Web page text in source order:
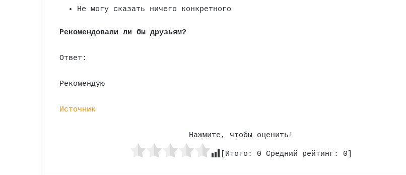
Не могу сказать ничего конкретного
Рекомендовали ли бы друзьям?
Ответ:
Рекомендую
Источник
Нажмите, чтобы оценить!
[Итого: 0 Средний рейтинг: 0